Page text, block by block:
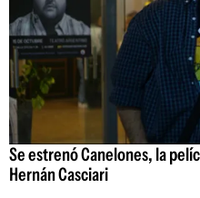
Se estrenó Canelones, la
Hernán Casciari